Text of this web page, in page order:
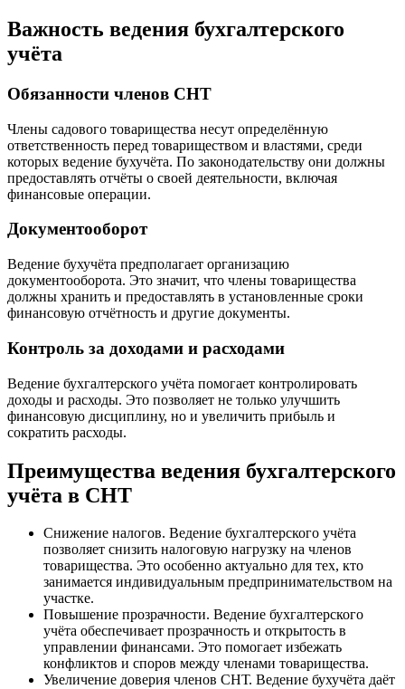
Важность ведения бухгалтерского
учёта
Обязанности членов СНТ
Члены садового товарищества несут определённую
ответственность перед товариществом и властями, среди
которых ведение бухучёта. По законодательству они должны
предоставлять отчёты о своей деятельности, включая
финансовые операции.
Документооборот
Ведение бухучёта предполагает организацию
документооборота. Это значит, что члены товарищества
должны хранить и предоставлять в установленные сроки
финансовую отчётность и другие документы.
Контроль за доходами и расходами
Ведение бухгалтерского учёта помогает контролировать
доходы и расходы. Это позволяет не только улучшить
финансовую дисциплину, но и увеличить прибыль и
сократить расходы.
Преимущества ведения бухгалтерского
учёта в СНТ
Снижение налогов. Ведение бухгалтерского учёта
позволяет снизить налоговую нагрузку на членов
товарищества. Это особенно актуально для тех, кто
занимается индивидуальным предпринимательством на
участке.
Повышение прозрачности. Ведение бухгалтерского
учёта обеспечивает прозрачность и открытость в
управлении финансами. Это помогает избежать
конфликтов и споров между членами товарищества.
Увеличение доверия членов СНТ. Ведение бухучёта даёт